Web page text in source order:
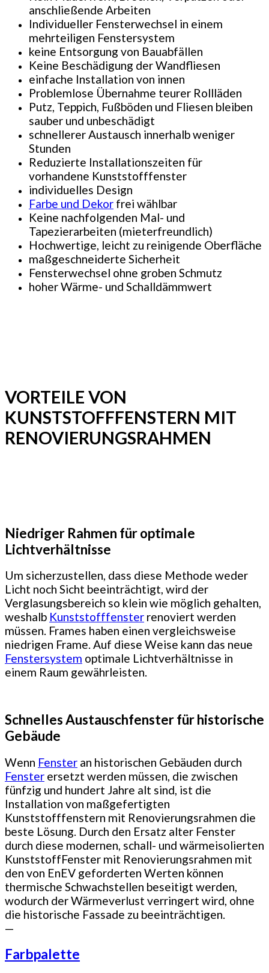
anschließende Arbeiten
Individueller Fensterwechsel in einem
mehrteiligen Fenstersystem
keine Entsorgung von Bauabfällen
Keine Beschädigung der Wandfliesen
einfache Installation von innen
Problemlose Übernahme teurer Rollläden
Putz, Teppich, Fußböden und Fliesen bleiben
sauber und unbeschädigt
schnellerer Austausch innerhalb weniger
Stunden
Reduzierte Installationszeiten für
vorhandene Kunststofffenster
individuelles Design
Farbe und Dekor frei wählbar
Keine nachfolgenden Mal- und
Tapezierarbeiten (mieterfreundlich)
Hochwertige, leicht zu reinigende Oberfläche
maßgeschneiderte Sicherheit
Fensterwechsel ohne groben Schmutz
hoher Wärme- und Schalldämmwert
VORTEILE VON
KUNSTSTOFFFENSTERN MIT
RENOVIERUNGSRAHMEN
Niedriger Rahmen für optimale
Lichtverhältnisse
Um sicherzustellen, dass diese Methode weder
Licht noch Sicht beeinträchtigt, wird der
Verglasungsbereich so klein wie möglich gehalten,
weshalb Kunststofffenster renoviert werden
müssen. Frames haben einen vergleichsweise
niedrigen Frame. Auf diese Weise kann das neue
Fenstersystem optimale Lichtverhältnisse in
einem Raum gewährleisten.
Schnelles Austauschfenster für historische
Gebäude
Wenn Fenster an historischen Gebäuden durch
Fenster ersetzt werden müssen, die zwischen
fünfzig und hundert Jahre alt sind, ist die
Installation von maßgefertigten
Kunststofffenstern mit Renovierungsrahmen die
beste Lösung. Durch den Ersatz alter Fenster
durch diese modernen, schall- und wärmeisolierten
KunststoffFenster mit Renovierungsrahmen mit
den von EnEV geforderten Werten können
thermische Schwachstellen beseitigt werden,
wodurch der Wärmeverlust verringert wird, ohne
die historische Fassade zu beeinträchtigen.
—
Farbpalette